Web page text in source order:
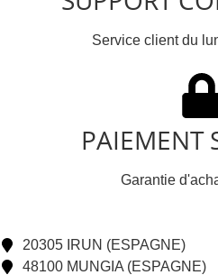
Service client du
PAIEMENT
Garantie
20305 IRUN (ESPAGNE)
48100 MUNGIA (ESPAGNE)